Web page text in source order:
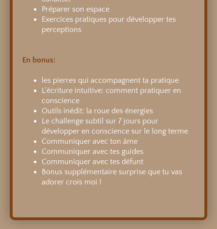
Préparer son espace
Exercices pratiques pour développer tes
perceptions
En bonus:
les pierres qui accompagnent ta pratique
L'écriture intuitive: comment pratiquer en
conscience
Outils inédit: la roue des énergies
Le challenge subtil sur 7 jours pour
développer en conscience sur le long terme
Communiquer avec ton âme
Communiquer avec tes guides
Communiquer avec tes défunt
Bonus supplémentaire surprise que tu vas
adorer crois moi !